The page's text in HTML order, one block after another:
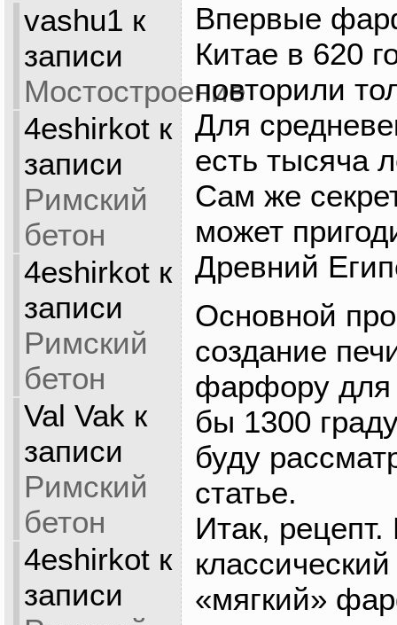
vashu1 к
записи
Мостостроение
4eshirkotк
записи
Римский
бетон
4eshirkotк
записи
Римский
бетон
Val Vak к
записи
Римский
бетон
4eshirkotк
записи
Впервые
Китае в 620
повторили
Для
есть тысяча
Сам же
может
Древний
Основной
создание
фарфору для
бы 1300
буду
статье.
Итак,
«мягкий»